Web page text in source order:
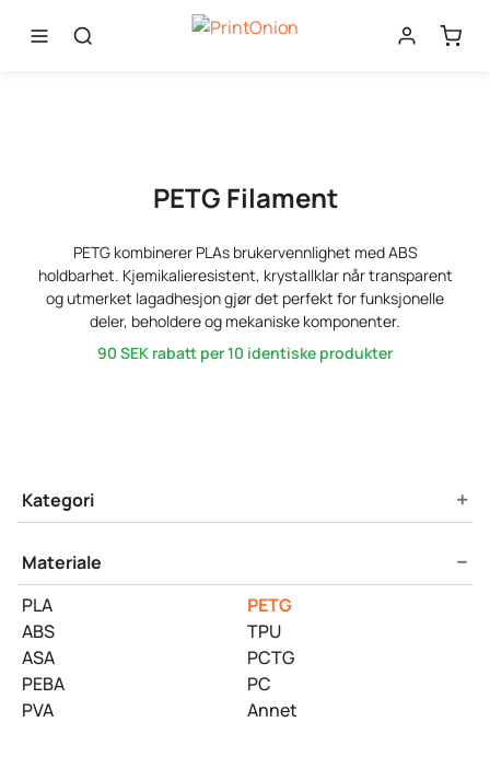
PETG Filament
PETG kombinerer PLAs brukervennlighet med ABS
holdbarhet. Kjemikalieresistent, krystallklar når transparent
og utmerket lagadhesjon gjør det perfekt for funksjonelle
deler, beholdere og mekaniske komponenter.
90 SEK rabatt per 10 identiske produkter
Product Filters
Kategori +
Materiale −
PLA
PETG
ABS
TPU
ASA
PCTG
PEBA
PC
PVA
Annet